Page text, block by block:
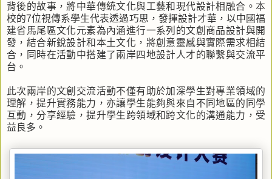
背後的故事，將中華傳統文化與工藝和現代設計相融合。本
校的7位視傳系學生代表透過巧思，發揮設計才華，以中國福
建省馬尾區文化元素為內涵進行一系列的文創商品設計與開
發，結合新銳設計和本土文化，將創意靈感與實際需求相結
合，同時在活動中搭建了兩岸四地設計人才的聯繫與交流平
台。
此次兩岸的文創交流活動不僅有助於加深學生對專業領域的
理解，提升實務能力，亦讓學生能夠與來自不同地區的同學
互動，分享經驗，提升學生跨領域和跨文化的溝通能力，受
益良多。